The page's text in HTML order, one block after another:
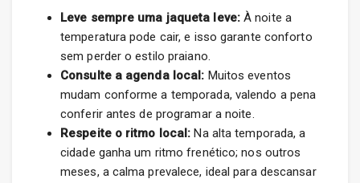
Leve sempre uma jaqueta leve:À noite a
temperatura pode cair, e isso garante conforto
sem perder o estilo praiano.
Consulte a agenda local: Muitos eventos
mudam conforme a temporada, valendo a pena
conferir antes de programar a noite.
Respeite o ritmo local: Na alta temporada, a
cidade ganha um ritmo frenético; nos outros
meses, a calma prevalece, ideal para descansar